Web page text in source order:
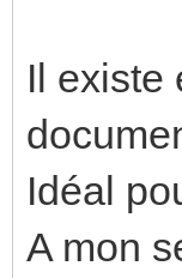
Il existe
Idéal
A mon